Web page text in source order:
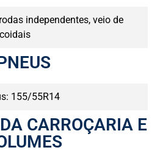
independentes, veio de
155/55R14
CARROÇARIA E